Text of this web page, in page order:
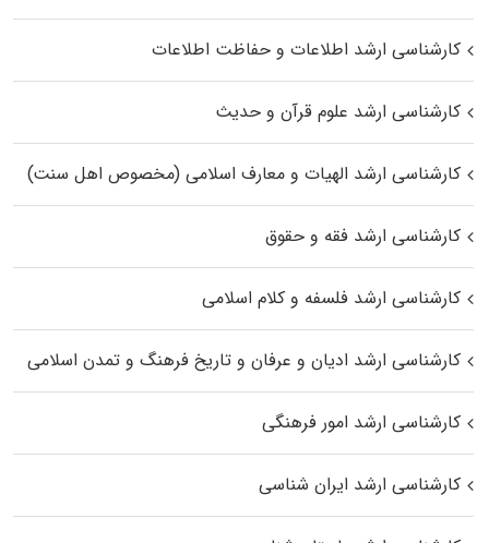
کارشناسی ارشد اطلاعات و حفاظت اطلاعات
کارشناسی ارشد علوم قرآن و حدیث
کارشناسی ارشد الهیات و معارف اسلامی (مخصوص اهل سنت)
کارشناسی ارشد فقه و حقوق
کارشناسی ارشد فلسفه و کلام اسلامی
کارشناسی ارشد ادیان و عرفان و تاریخ فرهنگ و تمدن اسلامی
کارشناسی ارشد امور فرهنگی
کارشناسی ارشد ایران شناسی